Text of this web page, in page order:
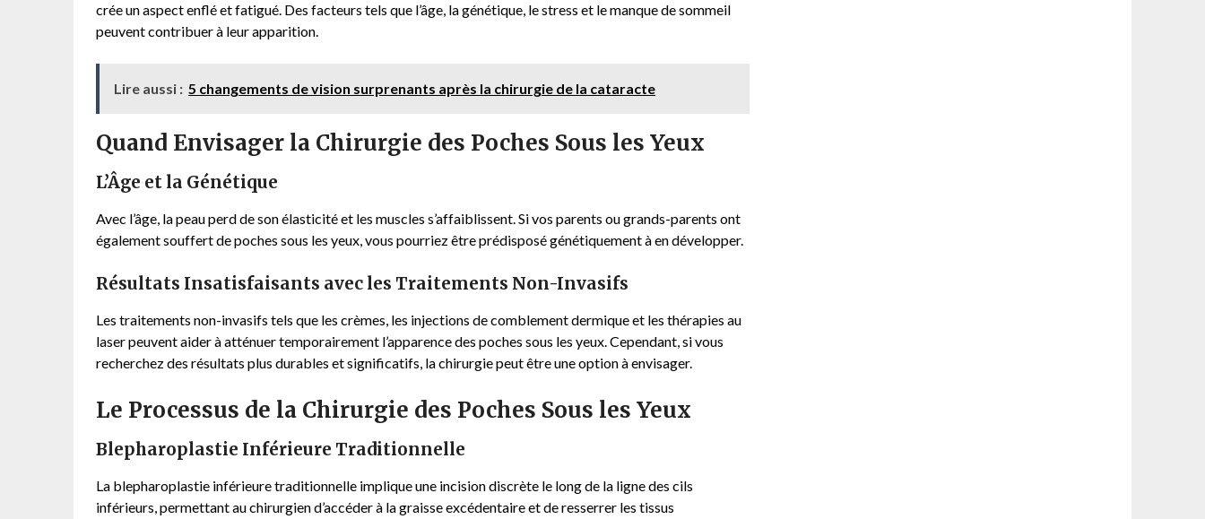
crée un aspect enflé et fatigué. Des facteurs tels que l’âge, la génétique, le stress et le manque de sommeil
peuvent contribuer à leur apparition.
Lire aussi : 5 changements de vision surprenants après la chirurgie de la cataracte
Quand Envisager la Chirurgie des Poches Sous les Yeux
L’Âge et la Génétique
Avec l’âge, la peau perd de son élasticité et les muscles s’affaiblissent. Si vos parents ou grands-parents ont
également souffert de poches sous les yeux, vous pourriez être prédisposé génétiquement à en développer.
Résultats Insatisfaisants avec les Traitements Non-Invasifs
Les traitements non-invasifs tels que les crèmes, les injections de comblement dermique et les thérapies au
laser peuvent aider à atténuer temporairement l’apparence des poches sous les yeux. Cependant, si vous
recherchez des résultats plus durables et significatifs, la chirurgie peut être une option à envisager.
Le Processus de la Chirurgie des Poches Sous les Yeux
Blepharoplastie Inférieure Traditionnelle
La blepharoplastie inférieure traditionnelle implique une incision discrète le long de la ligne des cils
inférieurs, permettant au chirurgien d’accéder à la graisse excédentaire et de resserrer les tissus